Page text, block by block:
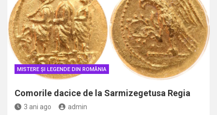
MISTERE ȘI LEGENDE DIN ROMÂNIA
Comorile dacice de la Sarmizegetusa Regia
3 ani ago admin